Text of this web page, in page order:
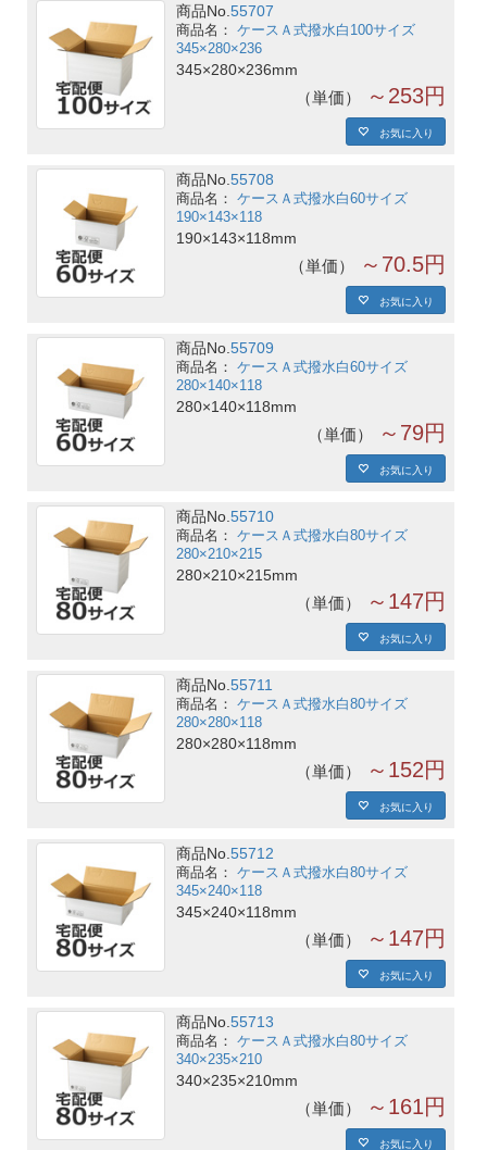
商品No. 55707
ケースＡ式撥水白100サイズ
345×280×236
345×280×236mm
単価 ～253円
お気に入り
商品No. 55708
ケースＡ式撥水白60サイズ
190×143×118
190×143×118mm
単価 ～70.5円
お気に入り
商品No. 55709
ケースＡ式撥水白60サイズ
280×140×118
280×140×118mm
単価 ～79円
お気に入り
商品No. 55710
ケースＡ式撥水白80サイズ
280×210×215
280×210×215mm
単価 ～147円
お気に入り
商品No. 55711
ケースＡ式撥水白80サイズ
280×280×118
280×280×118mm
単価 ～152円
お気に入り
商品No. 55712
ケースＡ式撥水白80サイズ
345×240×118
345×240×118mm
単価 ～147円
お気に入り
商品No. 55713
ケースＡ式撥水白80サイズ
340×235×210
340×235×210mm
単価 ～161円
お気に入り